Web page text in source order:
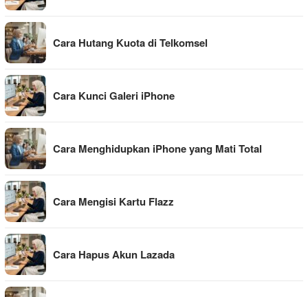
Cara Hutang Kuota di Telkomsel
Cara Kunci Galeri iPhone
Cara Menghidupkan iPhone yang Mati Total
Cara Mengisi Kartu Flazz
Cara Hapus Akun Lazada